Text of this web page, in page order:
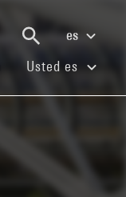
es
(current)
Usted es